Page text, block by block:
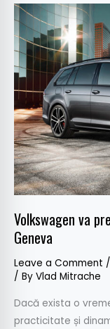
Volkswagen va
Geneva
Leave a Comment /
/ By Vlad Mitrache
Dacă exista o
practicitate și
Volkswagen
va
prezenta
noul
Golf
GTD
Variant
la
Geneva